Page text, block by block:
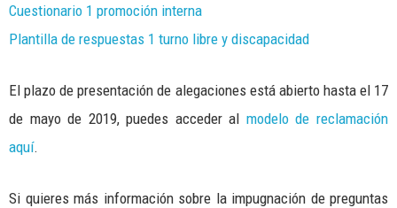
Cuestionario 1 promoción interna
Plantilla de respuestas 1 turno libre y discapacidad
El plazo de presentación de alegaciones está abierto hasta el 17
de mayo de 2019, puedes acceder al modelo de reclamación
aquí.
Si quieres más información sobre la impugnación de preguntas